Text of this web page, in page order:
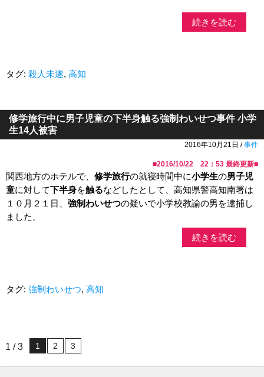
続きを読む
タグ: 殺人未遂, 高知
修学旅行中に男子児童の下半身触る強制わいせつ事件 小学
生14人被害
2016年10月21日 /事件
■2016/10/22 22：53 最終更新■
関西地方のホテルで、 修学旅行の就寝時間中に小学生の男子児
童に対して下半身を触るなどしたとして、高知県警高知南署は
１０月２１日、 強制わいせつの疑いで小学校教諭の男を逮捕し
ました。
続きを読む
タグ: 強制わいせつ, 高知
1 / 3 1 2 3